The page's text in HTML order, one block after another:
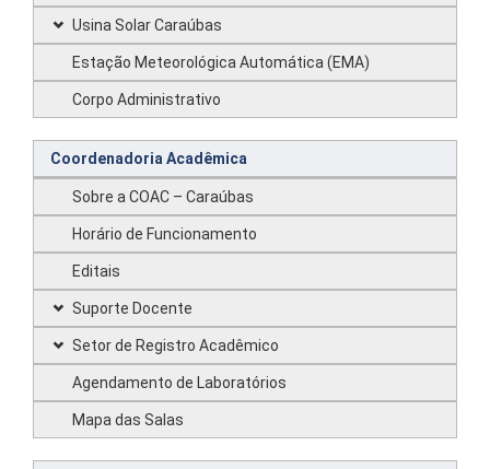
Usina Solar Caraúbas
Estação Meteorológica Automática (EMA)
Corpo Administrativo
Coordenadoria Acadêmica
Sobre a COAC – Caraúbas
Horário de Funcionamento
Editais
Suporte Docente
Setor de Registro Acadêmico
Agendamento de Laboratórios
Mapa das Salas